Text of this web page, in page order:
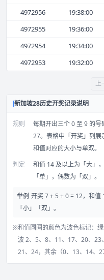
4972956 19:38:00
4972955 19:36:00
4972954 19:34:00
4972953 19:32:00
上
新加坡28历史开奖记录说明
规则
每期开出三个 0 至 9 的
27。表格中「开奖」列展
和值对应的大小与单双。
判定
和值 14 及以上为「大」
「单」，偶数为「双」。
举例 开奖 7 + 5 + 0 = 12，和值
「小」「双」。
※和值圆圈的颜色为波色标记：
波 2、5、8、11、17、20、23
21、24，其余（0、13、14、